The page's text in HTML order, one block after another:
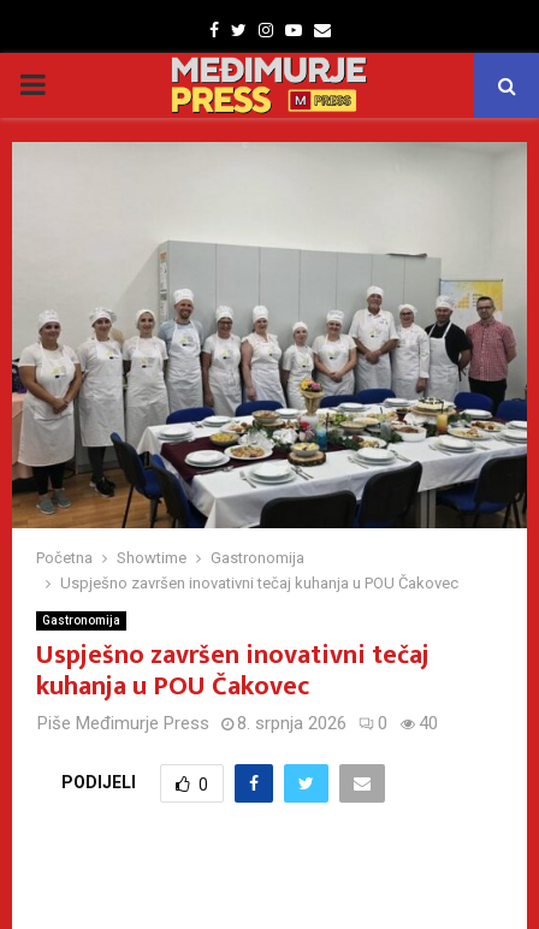
Facebook
TwitterInstagram
Youtube
Email
PRIMARY
MENU
Početna Showtime
Gastronomija
Uspješno završen inovativni tečaj kuhanja u POU Čakovec
Gastronomija
Uspješno završen inovativni tečaj
kuhanja u POU Čakovec
Piše Međimurje Press 8. srpnja 2026 0 40
PODIJELI 0